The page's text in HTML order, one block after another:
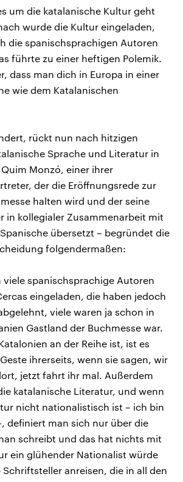
um die katalanische Kultur geht
wurde die Kultur eingeladen,
die spanischsprachigen Autoren
führte zu einer heftigen Polemik.
dass man dich in Europa in einer
wie dem Katalanischen
rückt nun nach hitzigen
Sprache und Literatur in
Monzó, einer ihrer
der die Eröffnungsrede zur
halten wird und der seine
in kollegialer Zusammenarbeit mit
übersetzt – begründet die
folgendermaßen:
viele spanischsprachige Autoren
eingeladen, die haben jedoch
viele waren ja schon in
Gastland der Buchmesse war.
an der Reihe ist, ist es
ihrerseits, wenn sie sagen, wir
jetzt fahrt ihr mal. Außerdem
katalanische Literatur, und wenn
nicht nationalistisch ist – ich bin
definiert man sich nur über die
schreibt und das hat nichts mit
ein glühender Nationalist würde
anreisen, die in all den